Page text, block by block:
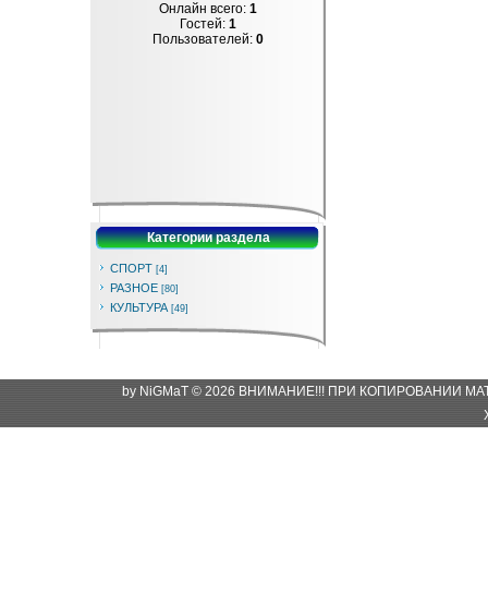
Онлайн всего: 1
Гостей: 1
Пользователей: 0
Категории раздела
СПОРТ [4]
РАЗНОЕ [80]
КУЛЬТУРА [49]
by NiGMaT © 2026 ВНИМАНИЕ!!! ПРИ КОПИРОВАНИИ